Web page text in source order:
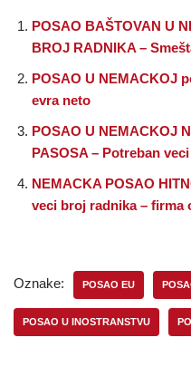
POSAO BAŠTOVAN U
BROJ RADNIKA –
POSAO U NEMACKOJ
evra neto
POSAO U NEMACKOJ
PASOSA – Potreban
NEMACKA POSAO
veci broj radnika – firma
Oznake: POSAO EU
POSAO U INOSTRANSTVU